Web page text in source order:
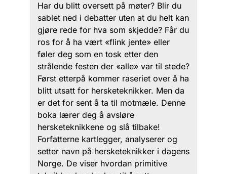
Har du blitt oversett på møter? Blir du
sablet ned i debatter uten at du helt kan
gjøre rede for hva som skjedde? Får du
ros for å ha vært «flink jente» eller
føler deg som en tosk etter den
strålende festen der «alle» var til stede?
Først etterpå kommer raseriet over å ha
blitt utsatt for hersketeknikker. Men da
er det for sent å ta til motmæle. Denne
boka lærer deg å avsløre
hersketeknikkene og slå tilbake!
Forfatterne kartlegger, analyserer og
setter navn på hersketeknikker i dagens
Norge. De viser hvordan primitive